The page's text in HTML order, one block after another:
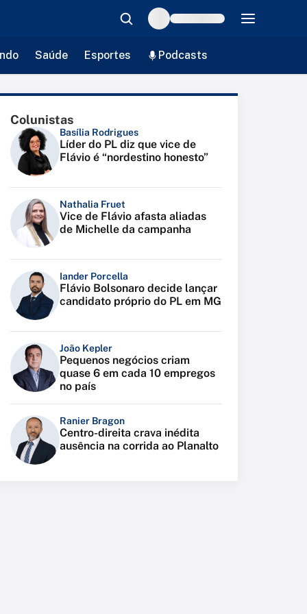
Saúde Esportes Podcasts
Colunistas
Basília Rodrigues
Líder do PL diz que vice de
Flávio é “nordestino honesto”
Nathalia Fruet
Vice de Flávio afasta aliadas
de Michelle da campanha
Iander Porcella
Flávio Bolsonaro decide lançar
candidato próprio do PL em MG
João Kepler
Pequenos negócios criam
quase 6 em cada 10 empregos
no país
Ranier Bragon
Centro-direita crava inédita
ausência na corrida ao Planalto